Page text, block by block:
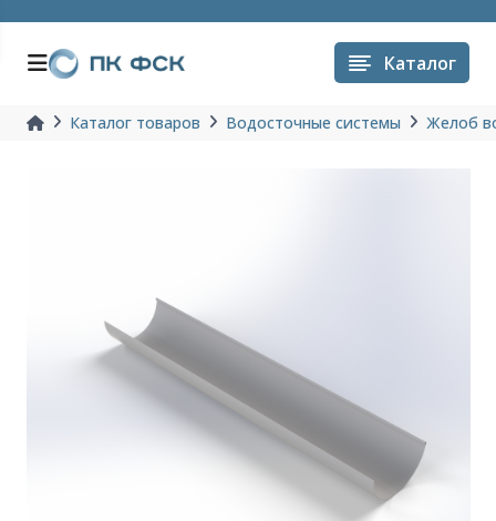
Каталог
Каталог товаров Водосточные системы Желоб